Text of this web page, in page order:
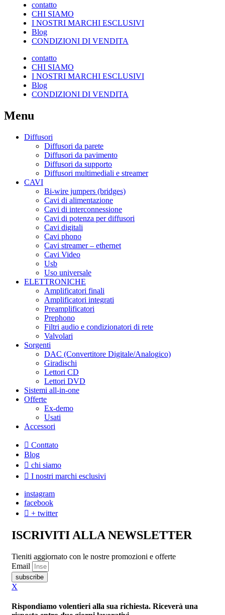
contatto
CHI SIAMO
I NOSTRI MARCHI ESCLUSIVI
Blog
CONDIZIONI DI VENDITA
contatto
CHI SIAMO
I NOSTRI MARCHI ESCLUSIVI
Blog
CONDIZIONI DI VENDITA
Menu
Diffusori
Diffusori da parete
Diffusori da pavimento
Diffusori da supporto
Diffusori multimediali e streamer
CAVI
Bi-wire jumpers (bridges)
Cavi di alimentazione
Cavi di interconnessione
Cavi di potenza per diffusori
Cavi digitali
Cavi phono
Cavi streamer – ethernet
Cavi Video
Usb
Uso universale
ELETTRONICHE
Amplificatori finali
Amplificatori integrati
Preamplificatori
Prephono
Filtri audio e condizionatori di rete
Valvolari
Sorgenti
DAC (Convertitore Digitale/Analogico)
Giradischi
Lettori CD
Lettori DVD
Sistemi all-in-one
Offerte
Ex-demo
Usati
Accessori
Conttato
Blog
chi siamo
I nostri marchi esclusivi
instagram
facebook
+ twitter
ISCRIVITI ALLA NEWSLETTER
Tieniti aggiornato con le nostre promozioni e offerte
Email
subscribe
X
Rispondiamo volentieri alla sua richiesta. Riceverà una